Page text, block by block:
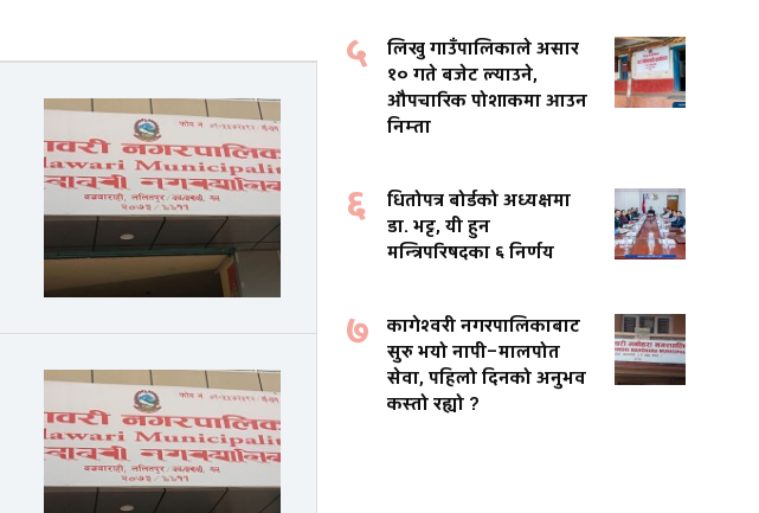
५
लिखु गाउँपालिकाले असार
१० गते बजेट ल्याउने,
औपचारिक पोशाकमा आउन
निम्ता
६
धितोपत्र बोर्डको अध्यक्षमा
डा. भट्ट, यी हुन
मन्त्रिपरिषदका ६ निर्णय
७
कागेश्वरी नगरपालिकाबाट
सुरु भयो नापी–मालपोत
सेवा, पहिलो दिनको अनुभव
कस्तो रह्यो ?